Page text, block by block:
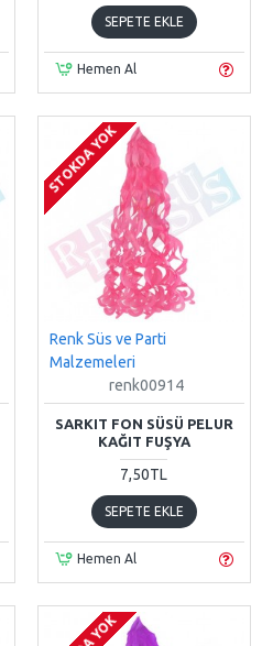
SEPETE EKLE
Hemen Al
STOKDA YOK
Renk Süs ve Parti
Malzemeleri
renk00914
SARKIT FON SÜSÜ PELUR
KAĞIT FUŞYA
7,50TL
SEPETE EKLE
Hemen Al